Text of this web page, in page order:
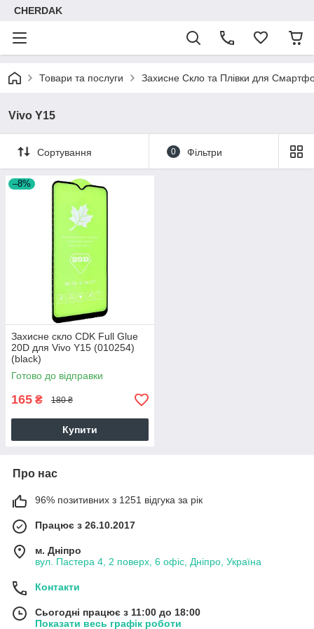
CHERDAK
Товари та послуги Захисне Скло та Плівки для
Vivo Y15
Сортування 0 Фільтри
–8%
Захисне скло CDK Full Glue
20D для Vivo Y15 (010254)
(black)
Готово до відправки
165 ₴ 180 ₴
Купити
Про нас
96% позитивних з 1251 відгука за рік
Працює з 26.10.2017
м. Дніпро
вул. Пастера 4, 2 поверх, 6 офіс, Дніпро, Україна
Контакти
Сьогодні працює з 11:00 до 18:00
Показати весь графік роботи